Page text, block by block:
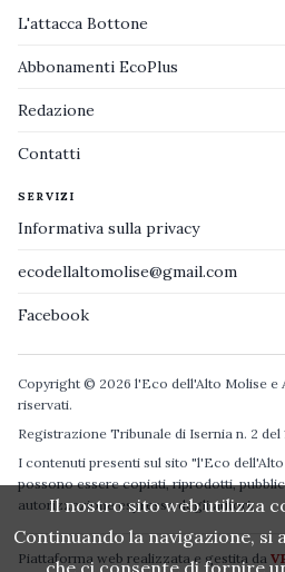
L'attacca Bottone
Abbonamenti EcoPlus
Redazione
Contatti
SERVIZI
Informativa sulla privacy
ecodellaltomolise@gmail.com
Facebook
Copyright © 2026 l'Eco dell'Alto Molise e
riservati.
Registrazione Tribunale di Isernia n. 2 del
I contenuti presenti sul sito "l'Eco
possono essere copiati, riprodotti,
autorizzazione espressa degli autori.
Piattaforma web realizzata e gestita da
Il nostro sito web utilizza
Continuando la navigazione, si
che ci consente di fornire